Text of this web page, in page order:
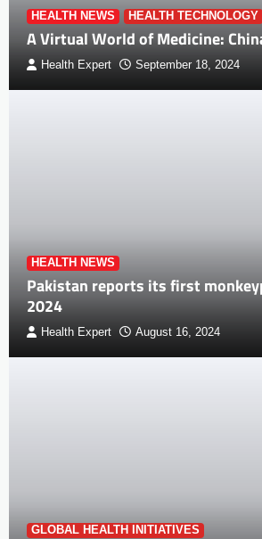
HEALTH NEWS HEALTH TECHNOLOGY
A Virtual World of Medicine:
Health Expert September 18, 2024
HEALTH NEWS
Pakistan reports its first
2024
Health Expert August 16, 2024
GLOBAL HEALTH INITIATIVES